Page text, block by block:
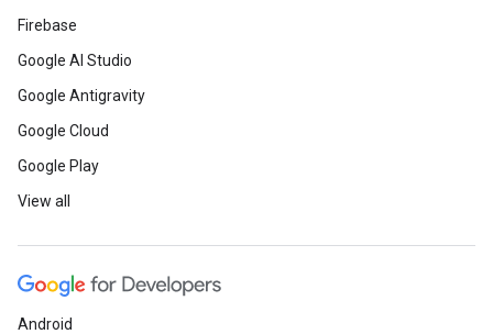
Firebase
Google AI Studio
Google Antigravity
Google Cloud
Google Play
View all
Android